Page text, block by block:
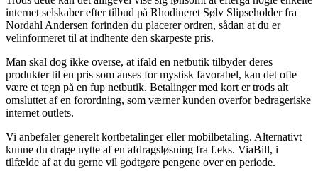
internet selskaber efter tilbud på Rhodineret Sølv Slipseholder fra
Nordahl Andersen forinden du placerer ordren, sådan at du er
velinformeret til at indhente den skarpeste pris.
Man skal dog ikke overse, at ifald en netbutik tilbyder deres
produkter til en pris som anses for mystisk favorabel, kan det ofte
være et tegn på en fup netbutik. Betalinger med kort er trods alt
omsluttet af en forordning, som værner kunden overfor bedrageriske
internet outlets.
Vi anbefaler generelt kortbetalinger eller mobilbetaling. Alternativt
kunne du drage nytte af en afdragsløsning fra f.eks. ViaBill, i
tilfælde af at du gerne vil godtgøre pengene over en periode.